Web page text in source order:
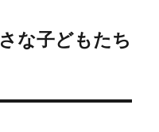
な子どもたち